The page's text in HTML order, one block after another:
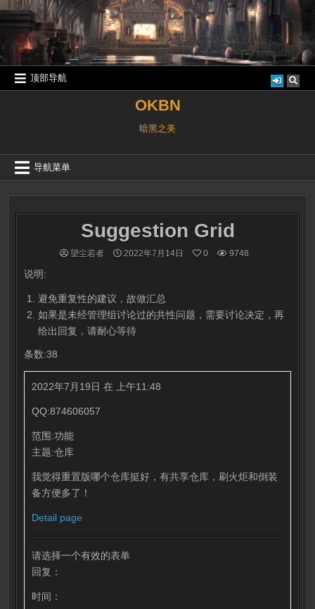
跳
容
顶部导航
OKBN
暗黑之美
导航菜单
Suggestion Grid
望尘若者 2022年7月14日 0 9748
说明:
避免重复性的建议，故做汇总
如果是未经管理组讨论过的共性问题，需要讨论决定，再
给出回复，请耐心等待
条数:38
2022年7月19日 在 上午11:48
QQ:874606057
范围:功能
主题:仓库
我觉得重置版哪个仓库挺好，有共享仓库，刷火炬和倒装
备方便多了！
Detail page
请选择一个有效的表单
回复：
时间：